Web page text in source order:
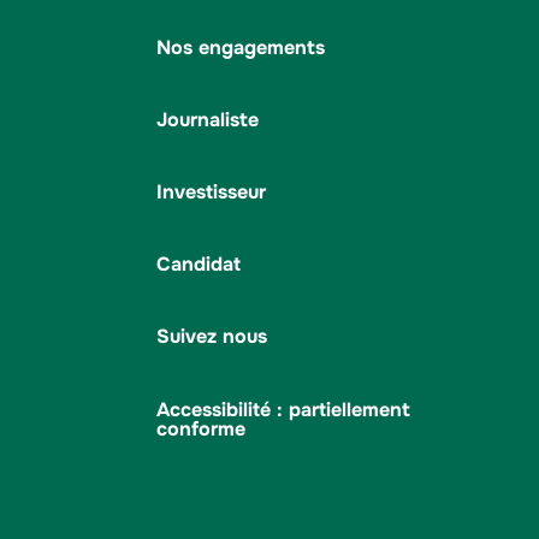
Nos engagements
Journaliste
Investisseur
Candidat
Suivez nous
Accessibilité : partiellement
conforme